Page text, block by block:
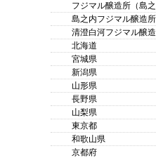
フジマル醸造所（島
島之内フジマル醸造所
清澄白河フジマル醸
北海道
宮城県
新潟県
山形県
長野県
山梨県
東京都
和歌山県
京都府